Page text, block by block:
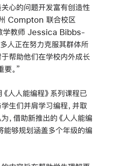
心的问题开发富有创造性
州 Compton 联合校区
学教师 Jessica Bibbs-
人正在努力克服其群体所
帮助他们在学校内外成长
。”
人人能编程》系列课程已
生们并肩学习编程，并取
，借助新推出的《人人能编
能够规划涵盖多个年级的编